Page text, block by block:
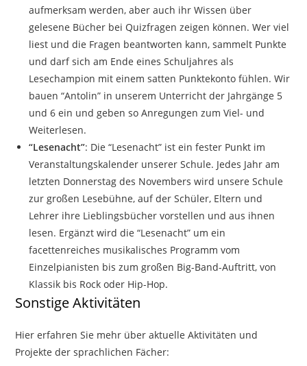
aufmerksam werden, aber auch ihr Wissen über
gelesene Bücher bei Quizfragen zeigen können. Wer viel
liest und die Fragen beantworten kann, sammelt Punkte
und darf sich am Ende eines Schuljahres als
Lesechampion mit einem satten Punktekonto fühlen. Wir
bauen “Antolin” in unserem Unterricht der Jahrgänge 5
und 6 ein und geben so Anregungen zum Viel- und
Weiterlesen.
“Lesenacht”: Die “Lesenacht” ist ein fester Punkt im
Veranstaltungskalender unserer Schule. Jedes Jahr am
letzten Donnerstag des Novembers wird unsere Schule
zur großen Lesebühne, auf der Schüler, Eltern und
Lehrer ihre Lieblingsbücher vorstellen und aus ihnen
lesen. Ergänzt wird die “Lesenacht” um ein
facettenreiches musikalisches Programm vom
Einzelpianisten bis zum großen Big-Band-Auftritt, von
Klassik bis Rock oder Hip-Hop.
Sonstige Aktivitäten
Hier erfahren Sie mehr über aktuelle Aktivitäten und
Projekte der sprachlichen Fächer: